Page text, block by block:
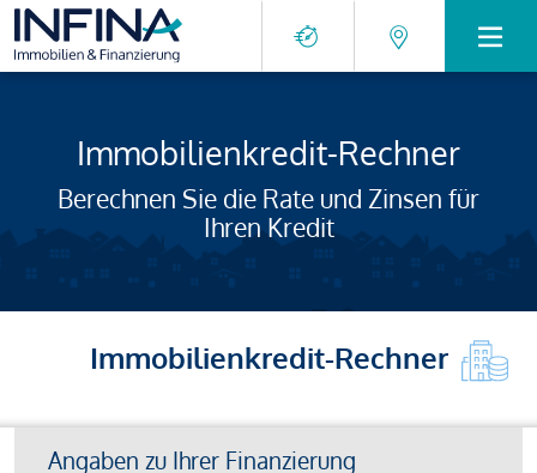
Immobilienkredit-Rechner
Berechnen Sie die Rate und Zinsen für
Ihren Kredit
Immobilienkredit-Rechner